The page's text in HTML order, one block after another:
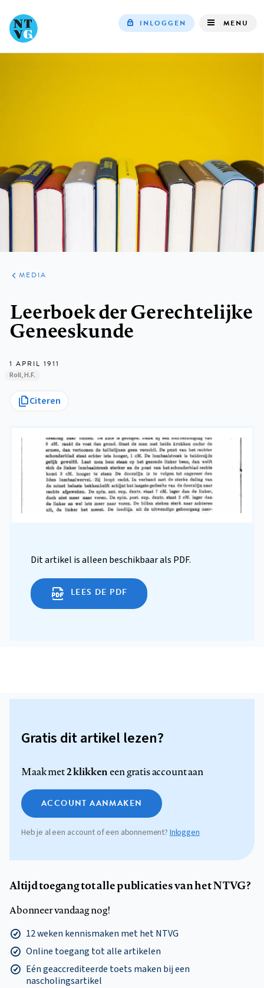
INLOGGEN MENU
ARTIKELEN
VARIA
MEDIA
Leerboek der Gerechtelijke
Geneeskunde
1 APRIL 1911
Roll, H.F.
Citeren
Dit artikel is alleen beschikbaar als PDF.
LEES DE PDF
Gratis dit artikel lezen?
Maak met2 klikkeneen gratis account aan
ACCOUNT AANMAKEN
Heb je al een account of een abonnement? Inloggen
Altijd toegang tot alle publicaties van het NTVG?
Abonneer vandaag nog!
12 weken kennismaken met het NTVG
Online toegang tot alle artikelen
Eén geaccrediteerde toets maken bij een
nascholingsartikel